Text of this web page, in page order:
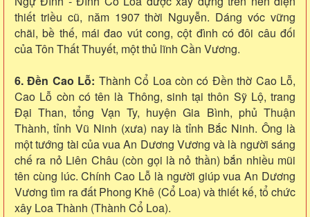
thiết triều cũ, năm 1907 thời Nguyễn. Dáng vóc vững
chãi, bề thế, mái đao vút cong, cột đình có đôi câu đối
của Tôn Thất Thuyết, một thủ lĩnh Cần Vương.
6. Đền Cao Lỗ: Thành Cổ Loa còn có Đền thờ Cao Lỗ,
Cao Lỗ còn có tên là Thông, sinh tại thôn Sỹ Lộ, trang
Đại Than, tổng Vạn Ty, huyện Gia Bình, phủ Thuận
Thành, tỉnh Vũ Ninh (xưa) nay là tỉnh Bắc Ninh. Ông là
một tướng tài của vua An Dương Vương và là người sáng
chế ra nỏ Liên Châu (còn gọi là nỏ thần) bắn nhiều mũi
tên cùng lúc. Chính Cao Lỗ là người giúp vua An Dương
Vương tìm ra đất Phong Khê (Cổ Loa) và thiết kế, tổ chức
xây Loa Thành (Thành Cổ Loa).